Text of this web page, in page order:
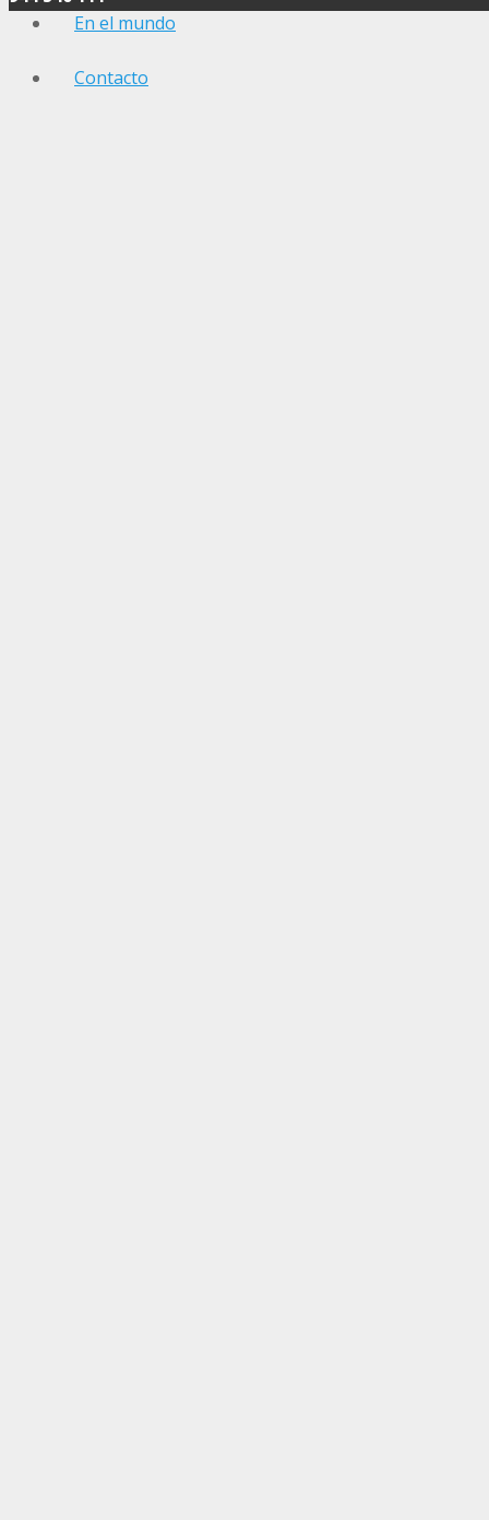
En el mundo
Contacto